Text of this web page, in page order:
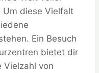
Um diese Vielfalt
Ein Besuch
bietet dir
Vielzahl von